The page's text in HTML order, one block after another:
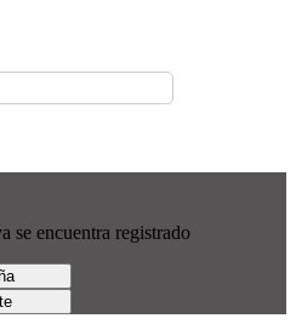
se encuentra registrado